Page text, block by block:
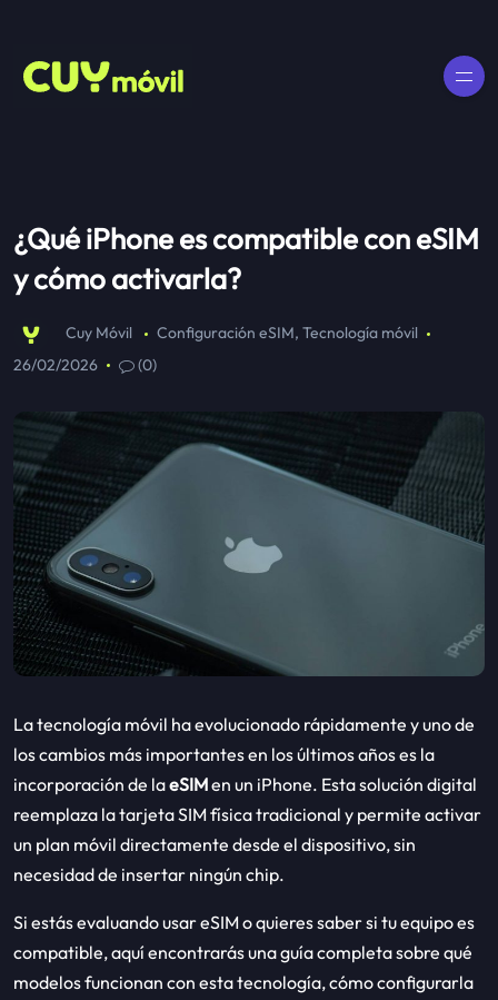
¿Qué iPhone es compatible con eSIM
y cómo activarla?
Cuy Móvil Configuración eSIM, Tecnología móvil
26/02/2026
(0)
La tecnología móvil ha evolucionado rápidamente y uno de
los cambios más importantes en los últimos años es la
incorporación de laeSIMen un iPhone. Esta solución digital
reemplaza la tarjeta SIM física tradicional y permite activar
un plan móvil directamente desde el dispositivo, sin
necesidad de insertar ningún chip.
Si estás evaluando usar eSIM o quieres saber si tu equipo es
compatible, aquí encontrarás una guía completa sobre qué
modelos funcionan con esta tecnología, cómo configurarla